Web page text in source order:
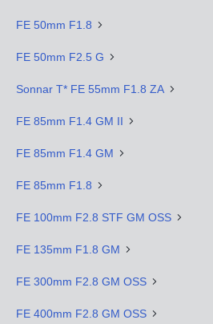
FE 50mm F1.8
FE 50mm F2.5 G
Sonnar T* FE 55mm F1.8 ZA
FE 85mm F1.4 GM II
FE 85mm F1.4 GM
FE 85mm F1.8
FE 100mm F2.8 STF GM OSS
FE 135mm F1.8 GM
FE 300mm F2.8 GM OSS
FE 400mm F2.8 GM OSS